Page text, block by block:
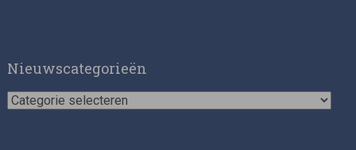
Nieuwscategorieën
Nieuwscategorieën